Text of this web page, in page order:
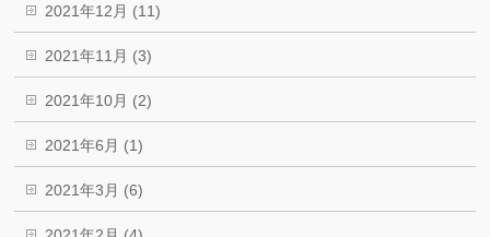
2021年12月 (11)
2021年11月 (3)
2021年10月 (2)
2021年6月 (1)
2021年3月 (6)